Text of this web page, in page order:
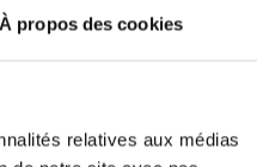
À propos des cookies
relatives aux médias
Ajouter au